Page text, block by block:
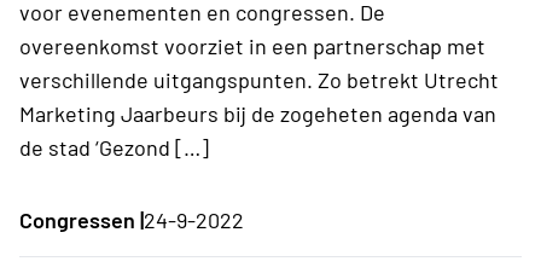
voor evenementen en congressen. De
overeenkomst voorziet in een partnerschap met
verschillende uitgangspunten. Zo betrekt Utrecht
Marketing Jaarbeurs bij de zogeheten agenda van
de stad ‘Gezond […]
Congressen |24-9-2022